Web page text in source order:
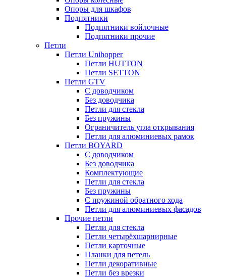
Опоры для шкафов
Подпятники
Подпятники войлочные
Подпятники прочие
Петли
Петли Unihopper
Петли HUTTON
Петли SETTON
Петли GTV
С доводчиком
Без доводчика
Петли для стекла
Без пружины
Ограничитель угла открывания
Петли для алюминиевых рамок
Петли BOYARD
С доводчиком
Без доводчика
Комплектующие
Петли для стекла
Без пружины
С пружиной обратного хода
Петли для алюминиевых фасадов
Прочие петли
Петли для стекла
Петли четырёхшарнирные
Петли карточные
Планки для петель
Петли декоративные
Петли без врезки